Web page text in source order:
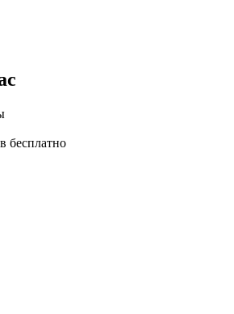
бесплатно